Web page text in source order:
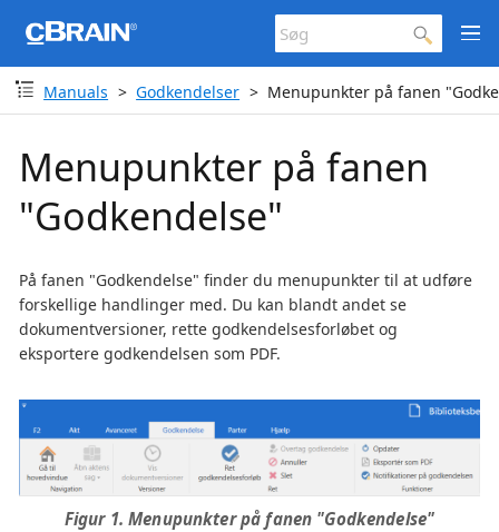
Manuals Godkendelser Menupunkter på fanen
Menupunkter på fanen
"Godkendelse"
På fanen "Godkendelse" finder du menupunkter til at udføre
forskellige handlinger med. Du kan blandt andet se
dokumentversioner, rette godkendelsesforløbet og
eksportere godkendelsen som PDF.
Figur 1. Menupunkter på fanen "Godkendelse"